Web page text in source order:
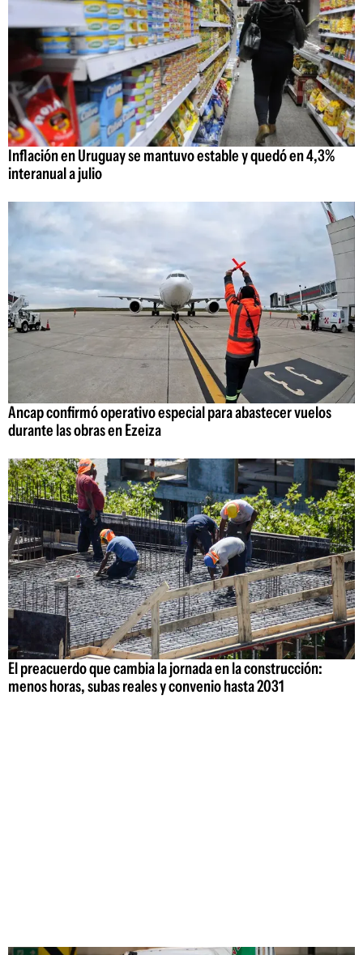
Inflación en Uruguay se mantuvo estable y quedó en 4,3%
interanual a julio
Ancap confirmó operativo especial para abastecer vuelos
durante las obras en Ezeiza
El preacuerdo que cambia la jornada en la construcción:
menos horas, subas reales y convenio hasta 2031